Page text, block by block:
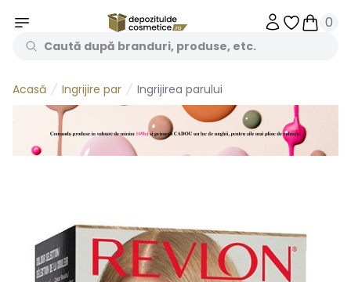
Obiecte
0
Acasă Ingrijire par Ingrijirea parului